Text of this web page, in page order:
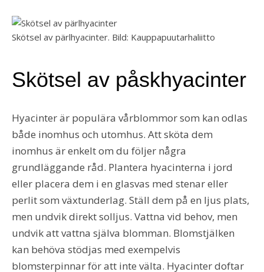
Skötsel av pärlhyacinter. Bild: Kauppapuutarhaliitto
Skötsel av påskhyacinter
Hyacinter är populära vårblommor som kan odlas
både inomhus och utomhus. Att sköta dem
inomhus är enkelt om du följer några
grundläggande råd. Plantera hyacinterna i jord
eller placera dem i en glasvas med stenar eller
perlit som växtunderlag. Ställ dem på en ljus plats,
men undvik direkt solljus. Vattna vid behov, men
undvik att vattna själva blomman. Blomstjälken
kan behöva stödjas med exempelvis
blomsterpinnar för att inte välta. Hyacinter doftar